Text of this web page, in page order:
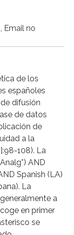
Email no
de los
españoles
difusión
de datos
de
a la
108). La
AND
Spanish (LA)
La
a
en primer
se